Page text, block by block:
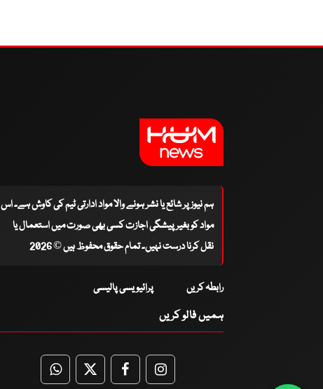
ہم نیوز پر شائع یا نشر ہونے والا مواد ادارتی ٹیم کی کاوش ہے۔ اس
مواد کو بغیر پیشگی اجازت کسی بھی صورت میں استعمال یا
نقل کرنا درست نہیں۔ تمام حقوق محفوظ ہیں © 2026
رابطہ کریں پرائیویسی پالیسی
ہمیں فالو کریں
WhatsApp
TwitterFacebookFacebook